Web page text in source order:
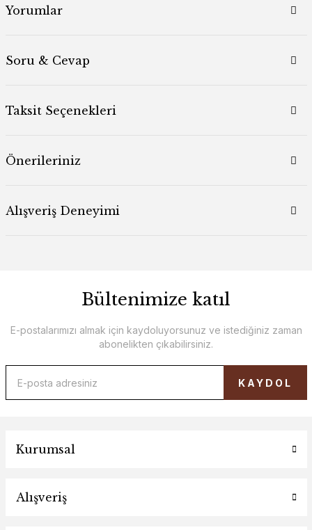
Yorumlar
Soru & Cevap
Taksit Seçenekleri
Önerileriniz
Alışveriş Deneyimi
Bültenimize katıl
E-postalarımızı almak için kaydoluyorsunuz ve istediğiniz zaman
abonelikten çıkabilirsiniz.
KAYDOL
Kurumsal
Alışveriş